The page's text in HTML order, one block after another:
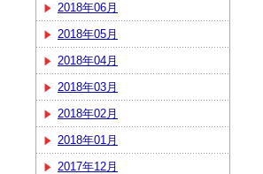
2018年06月
2018年05月
2018年04月
2018年03月
2018年02月
2018年01月
2017年12月